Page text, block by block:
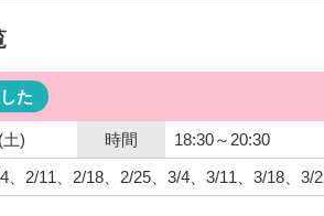
た
) 時間 18:30～20:30
、2/11、2/18、2/25、3/4、3/11、3/18、3/